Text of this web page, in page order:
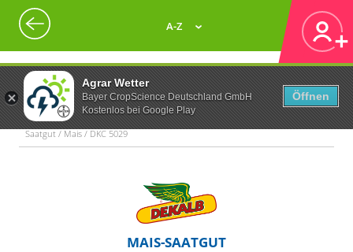
Agrar Wetter
Bayer CropScience Deutschland GmbH
Kostenlos bei Google Play
Öffnen
A-Z
Saatgut / Mais / DKC 5029
MAIS-SAATGUT